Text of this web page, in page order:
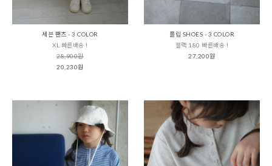
세븐 팬츠 - 3 COLOR
XL 빠른배송 !
28,900원
20,230원
플립 SHOES - 3 COLOR
블랙 180 빠른배송 !
27,200원